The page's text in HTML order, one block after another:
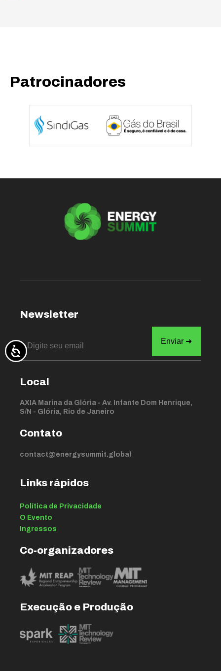
Patrocinadores
Newsletter
Local
AXIA Marina da Glória - Av. Infante Dom Henrique,
S/N - Glória, Rio de Janeiro
Contato
contact@energysummit.global
Links rápidos
Política de Privacidade
O Evento
Ingressos
Co-organizadores
Execução e Produção